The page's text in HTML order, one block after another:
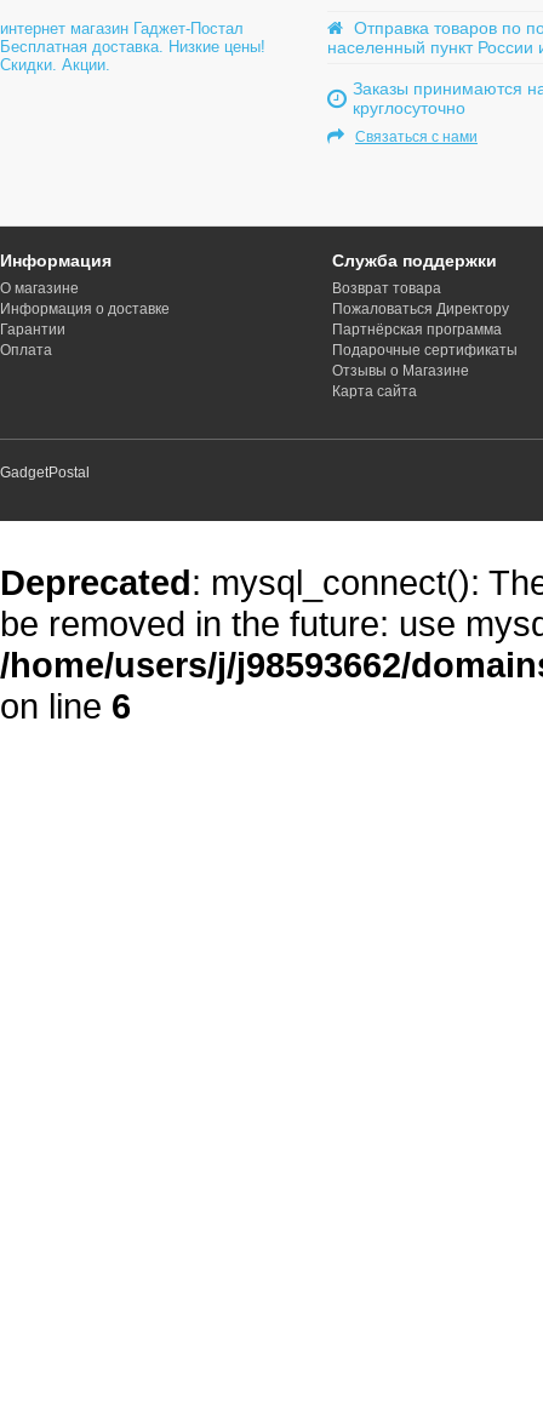
интернет магазин Гаджет-Постал
Бесплатная доставка. Низкие цены!
Скидки. Акции.
Отправка товаров по
населенный пункт России
Заказы принимаются
круглосуточно
Связаться с нами
Информация
О магазине
Информация о доставке
Гарантии
Оплата
Служба поддержки
Возврат товара
Пожаловаться Директору
Партнёрская программа
Подарочные сертификаты
Отзывы о Магазине
Карта сайта
GadgetPostal
Deprecated: mysql_connect():
be removed in the future: use
/home/users/j/j98593662/
on line 6